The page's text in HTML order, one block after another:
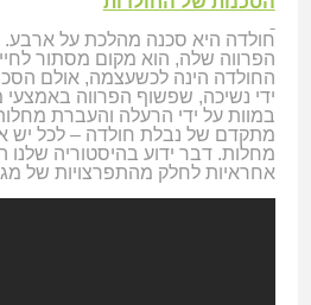
חולדה היא סכנה מהלכת על ארבע.
הפרווה שלה, הוא מקום מסתור
החולדה הינה לכשעצמה, אולם
ידי נשיכה, שפשוף הפרווה באמצעי
במוות על ידי הרעלה והעברת
מתקדם של נבלת חולדה – לכל יש
מחלות. דבר ידוע בהיסטוריה שלנו
אחראיות לחלק מהתפרצויות של